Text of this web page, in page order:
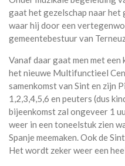
gaat het gezelschap naar het
waar hij door een
gemeentebestuur van
Vanaf daar gaat men met
het nieuwe Multifunctieel
samenkomst van Sint en zijn
1,2,3,4,5,6 en peuters (dus
bijeenkomst zal ongeveer 1
weer in een toneelstuk zien
Spanje meemaken. Ook de
Het wordt zeker weer een